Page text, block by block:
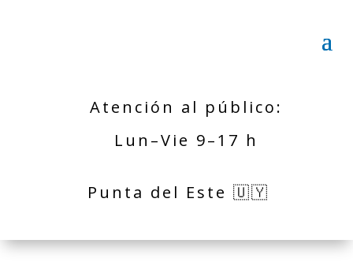
Atención al público:
Lun–Vie 9–17 h
Punta del Este 🇺🇾